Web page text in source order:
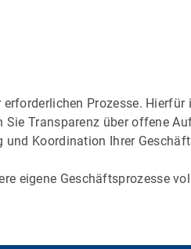
Prozesse. Hierfür
Transparenz über offene
Koordination Ihrer
eigene Geschäftsprozesse